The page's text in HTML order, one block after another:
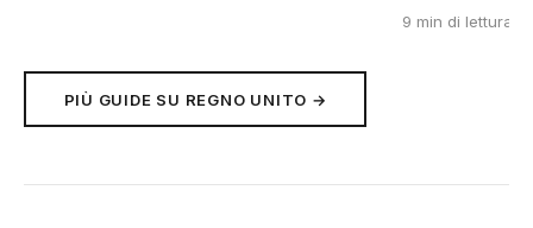
9 min di lettura
PIÙ GUIDE SU REGNO UNITO →